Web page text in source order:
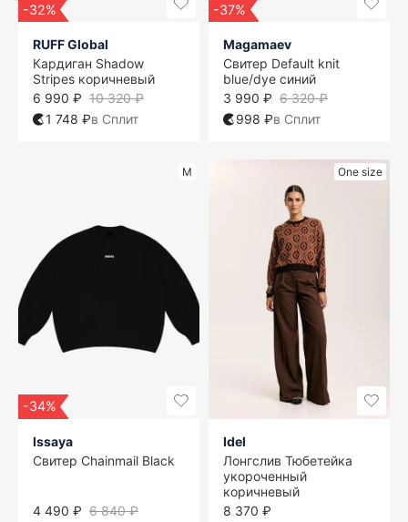
-32%
RUFF Global
Кардиган Shadow
Stripes коричневый
10 320 ₽
6 990 ₽
1 748 ₽в Сплит
-37%
Magamaev
Свитер Default knit
blue/dye синий
6 320 ₽
3 990 ₽
998 ₽в Сплит
M
-34%
Issaya
Свитер Chainmail Black
6 840 ₽
4 490 ₽
One size
Idel
Лонгслив Тюбетейка
укороченный
коричневый
8 370 ₽